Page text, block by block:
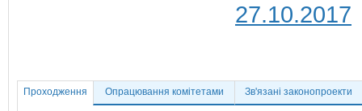
27.10.2017
Проходження Опрацювання комітетами Зв'язані законопроекти